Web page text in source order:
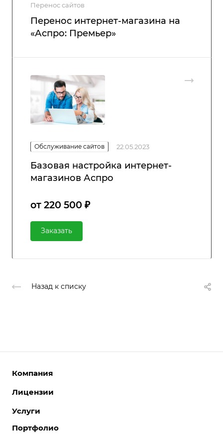
Перенос сайтов
Перенос интернет-магазина на
«Аспро: Премьер»
Обслуживание сайтов 22.05.2023
Базовая настройка интернет-
магазинов Аспро
от 220 500 ₽
Заказать
Назад к списку
Компания
О компании
Лицензии
Интернет-магазины
Корпоративные сайты
Услуги
Разработка сайтов
Портфолио